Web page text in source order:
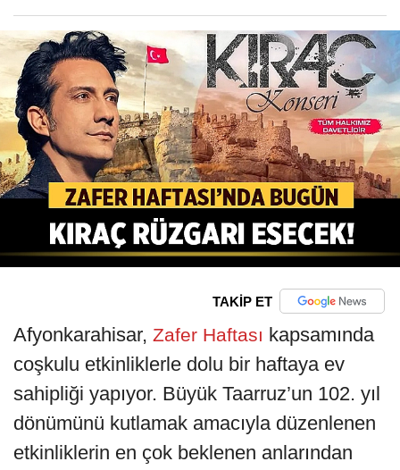
TAKİP ET
Afyonkarahisar, Zafer Haftası kapsamında
coşkulu etkinliklerle dolu bir haftaya ev
sahipliği yapıyor. Büyük Taarruz’un 102. yıl
dönümünü kutlamak amacıyla düzenlenen
etkinliklerin en çok beklenen anlarından